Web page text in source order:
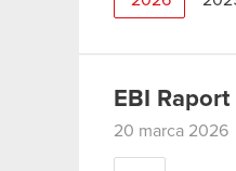
EBI
20 marca 2026